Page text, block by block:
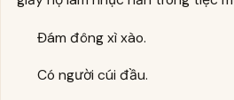
Đám đông xì xào.
Có người cúi đầu.